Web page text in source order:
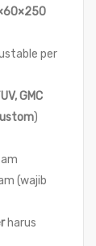
per
GMC
)
(wajib
harus